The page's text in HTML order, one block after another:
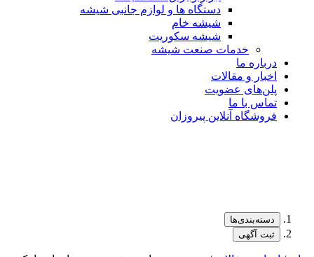
دستگاه ها و لوازم جانبی شیشه
شیشه خام
شیشه سکوریت
خدمات صنعت شیشه
درباره ما
اخبار و مقالات
پلن‌های عضویت
تماس با ما
فروشگاه آنلاین پیروزان
دسته‌بندی‌ها
ثبت آگهی